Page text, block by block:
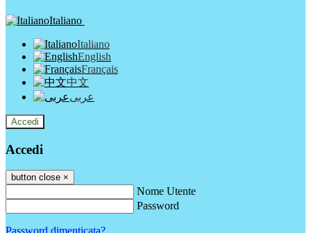
Italiano
Italiano
English
Français
中文
عربى
Accedi
Accedi
button close ×
Nome Utente
Password